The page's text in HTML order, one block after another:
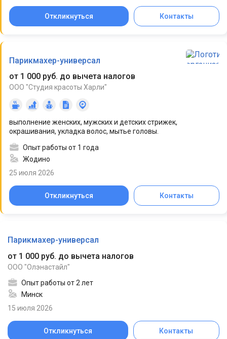
Откликнуться Контакты
Парикмахер-универсал
от 1 000 руб. до вычета налогов
ООО "Студия красоты Харли"
выполнение женских, мужских и детских стрижек,
окрашивания, укладка волос, мытье головы.
Опыт работы от 1 года
Жодино
25 июля 2026
Откликнуться Контакты
Парикмахер-универсал
от 1 000 руб. до вычета налогов
ООО "Олэнастайл"
Опыт работы от 2 лет
Минск
15 июля 2026
Откликнуться Контакты